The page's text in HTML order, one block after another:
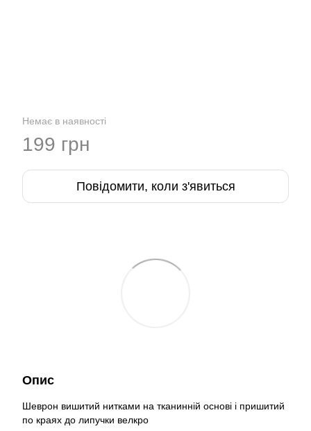
Немає в наявності
199 грн
Повідомити, коли з'явиться
Опис
Шеврон вишитий нитками на тканинній основі і пришитий
по краях до липучки велкро